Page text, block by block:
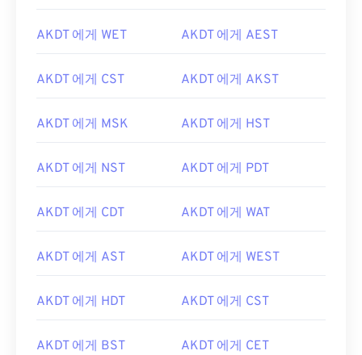
AKDT 에게 WET AKDT 에게 AEST
AKDT 에게 CST AKDT 에게 AKST
AKDT 에게 MSK AKDT 에게 HST
AKDT 에게 NST AKDT 에게 PDT
AKDT 에게 CDT AKDT 에게 WAT
AKDT 에게 AST AKDT 에게 WEST
AKDT 에게 HDT AKDT 에게 CST
AKDT 에게 BST AKDT 에게 CET